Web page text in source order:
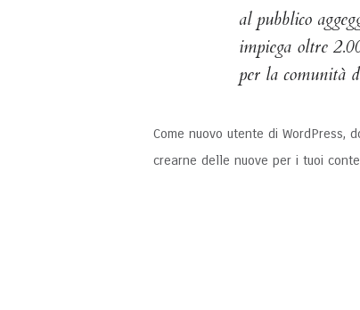
al pubblico
impiega oltre
per la comunità
Come nuovo utente di WordPress,
crearne delle nuove per i tuoi